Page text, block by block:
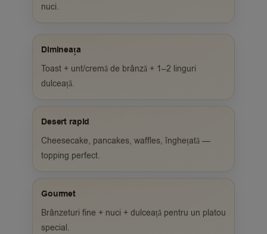
nuci.
Dimineața
Toast + unt/cremă de brânză + 1–2 linguri
dulceață.
Desert rapid
Cheesecake, pancakes, waffles, înghețată —
topping perfect.
Gourmet
Brânzeturi fine + nuci + dulceață pentru un platou
special.